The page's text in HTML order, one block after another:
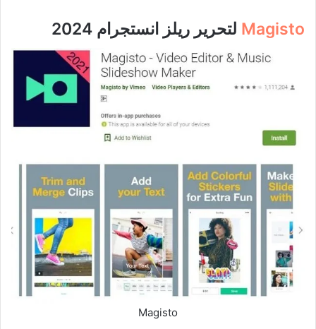
Magisto لتحرير ريلز انستجرام 2024
Magisto